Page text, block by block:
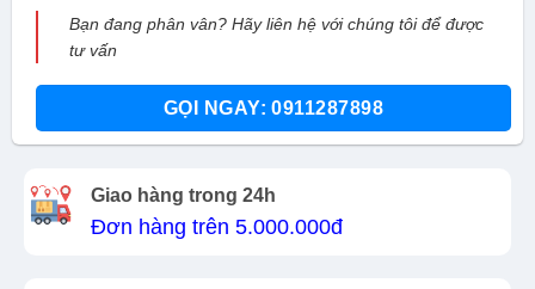
Bạn đang phân vân? Hãy liên hệ với chúng tôi để được
tư vấn
GỌI NGAY: 0911287898
Giao hàng trong 24h
Đơn hàng trên 5.000.000đ